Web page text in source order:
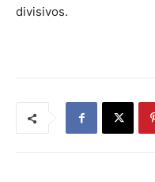
divisivos.